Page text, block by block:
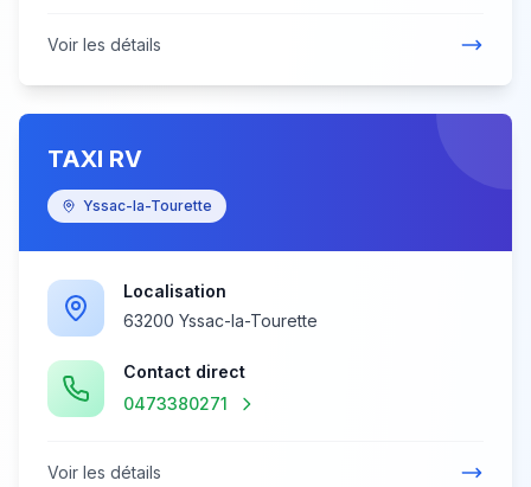
Voir les détails
TAXI RV
Yssac-la-Tourette
Localisation
63200 Yssac-la-Tourette
Contact direct
0473380271
Voir les détails